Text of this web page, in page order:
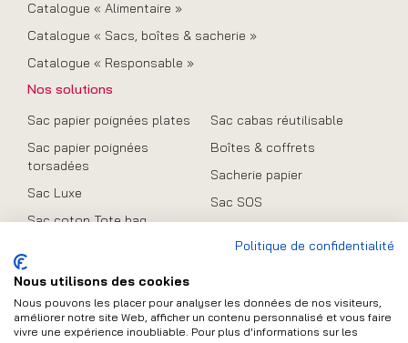
Catalogue « Alimentaire »
Catalogue « Sacs, boîtes & sacherie »
Catalogue « Responsable »
Nos solutions
Sac papier poignées plates
Sac papier poignées
torsadées
Sac Luxe
Sac coton Tote bag
Sac pliable
Sac cabas réutilisable
Boîtes & coffrets
Sacherie papier
Sac SOS
Politique de confidentialité
Nous utilisons des cookies
Nous pouvons les placer pour analyser les données de nos visiteurs,
améliorer notre site Web, afficher un contenu personnalisé et vous faire
vivre une expérience inoubliable. Pour plus d'informations sur les